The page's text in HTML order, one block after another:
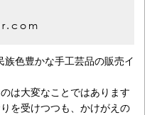
色豊かな手工芸品の販売イ
は大変なことではあります
を受けつつも、かけがえの